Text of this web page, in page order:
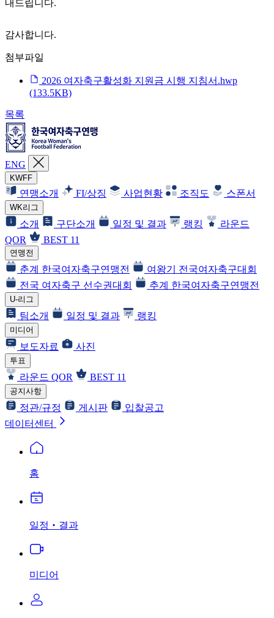
내드립니다.
감사합니다.
첨부파일
2026 여자축구활성화 지원금 시행 지침서.hwp
(133.5KB)
목록
ENG
KWFF
연맹소개 FI/상징 사업현황 조직도 스폰서
WK리그
소개 구단소개 일정 및 결과 랭킹
라운드
QOR
BEST 11
연맹전
춘계 한국여자축구연맹전
여왕기 전국여자축구대회
전국 여자축구 선수권대회
추계 한국여자축구연맹전
U-리그
팀소개 일정 및 결과 랭킹
미디어
보도자료 사진
투표
라운드 QOR BEST 11
공지사항
정관/규정 게시판
입찰공고
데이터센터
홈
일정‧결과
미디어